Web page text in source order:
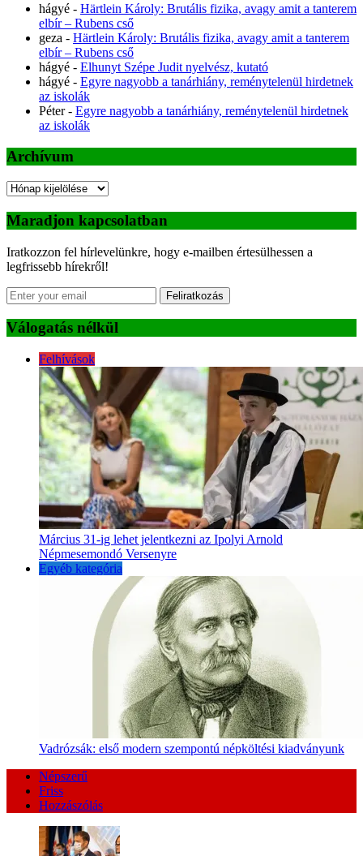
hágyé - Härtlein Károly: Brutális fizika, avagy amit a tanterem
elbír – Rubens cső
geza - Härtlein Károly: Brutális fizika, avagy amit a tanterem
elbír – Rubens cső
hágyé - Elhunyt Szépe Judit nyelvész, kutató
hágyé - Egyre nagyobb a tanárhiány, reménytelenül hirdetnek
az iskolák
Péter- Egyre nagyobb a tanárhiány, reménytelenül hirdetnek
az iskolák
Archívum
Archívum
Maradjon kapcsolatban
Iratkozzon fel hírlevelünkre, hogy e-mailben értesülhessen a
legfrissebb hírekről!
Feliratkozás
Válogatás nélkül
Felhívások
Március 31-ig lehet jelentkezni az Ipolyi Arnold
Népmesemondó Versenyre
Egyéb kategória
Vadrózsák: első modern szempontú népköltési kiadványunk
Népszerű
Friss
Hozzászólás